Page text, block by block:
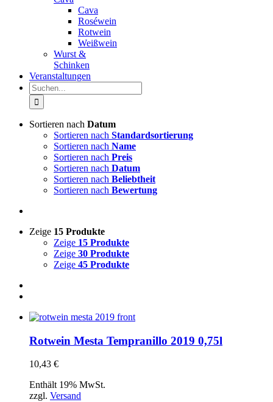
Cava
Roséwein
Rotwein
Weißwein
Wurst &
Schinken
Veranstaltungen
Suche
nach:
Sortieren nach Datum
Sortieren nach Standardsortierung
Sortieren nach Name
Sortieren nach Preis
Sortieren nach Datum
Sortieren nach Beliebtheit
Sortieren nach Bewertung
Zeige 15 Produkte
Zeige 15 Produkte
Zeige 30 Produkte
Zeige 45 Produkte
Rotwein Mesta Tempranillo 2019 0,75l
10,43 €
Enthält 19% MwSt.
zzgl. Versand